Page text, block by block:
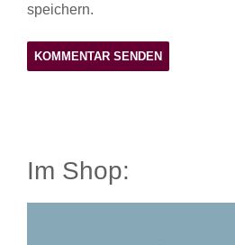
speichern.
Im Shop: